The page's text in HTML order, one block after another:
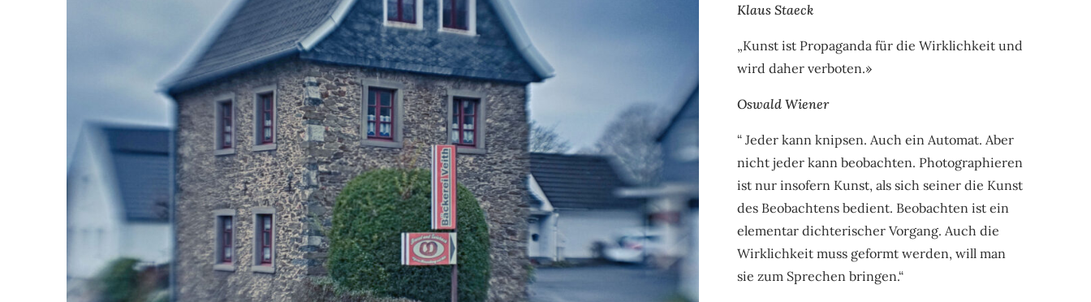
Klaus Staeck
„Kunst ist Propaganda für die Wirklichkeit und
wird daher verboten.»
Oswald Wiener
“ Jeder kann knipsen. Auch ein Automat. Aber
nicht jeder kann beobachten. Photographieren
ist nur insofern Kunst, als sich seiner die Kunst
des Beobachtens bedient. Beobachten ist ein
elementar dichterischer Vorgang. Auch die
Wirklichkeit muss geformt werden, will man
sie zum Sprechen bringen.“